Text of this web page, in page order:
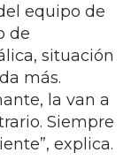
equipo de
de
situación
más.
la van a
Siempre
explica.